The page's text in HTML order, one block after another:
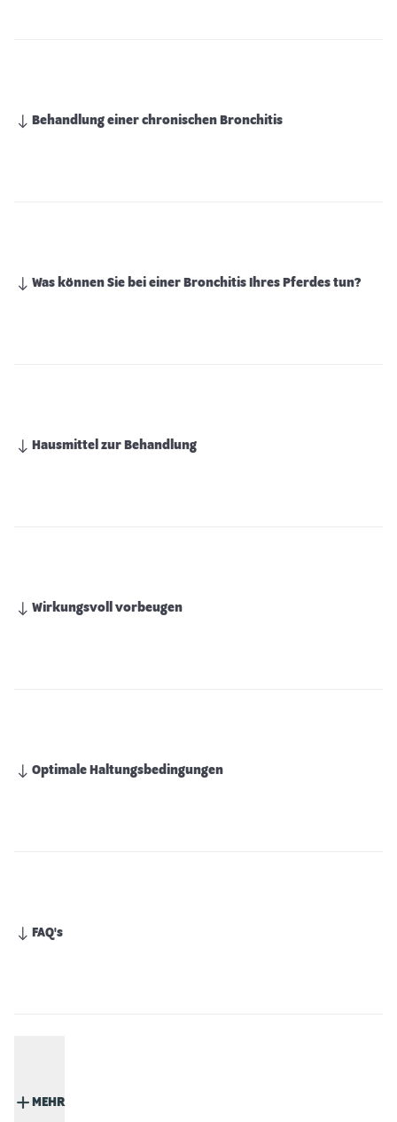
Behandlung einer chronischen Bronchitis
Was können Sie bei einer Bronchitis Ihres Pferdes tun?
Hausmittel zur Behandlung
Wirkungsvoll vorbeugen
Optimale Haltungsbedingungen
FAQ's
MEHR